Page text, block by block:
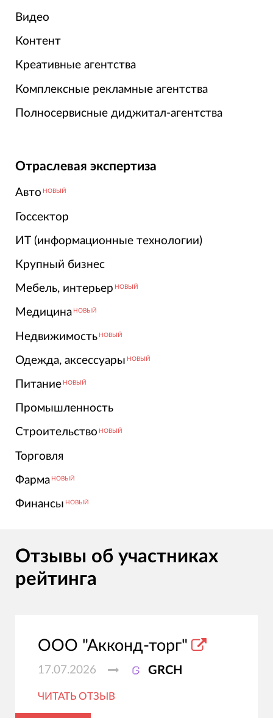
Видео
Контент
Креативные агентства
Комплексные рекламные агентства
Полносервисные диджитал-агентства
Отраслевая экспертиза
Авто НОВЫЙ
Госсектор
ИТ (информационные технологии)
Крупный бизнес
Мебель, интерьер НОВЫЙ
Медицина НОВЫЙ
Недвижимость НОВЫЙ
Одежда, аксессуары НОВЫЙ
Питание НОВЫЙ
Промышленность
Строительство НОВЫЙ
Торговля
Фарма НОВЫЙ
Финансы НОВЫЙ
Отзывы об участниках
рейтинга
ООО "Акконд-торг"
17.07.2026 GRCH
ЧИТАТЬ ОТЗЫВ